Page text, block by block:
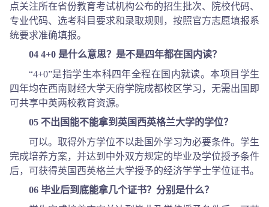
点关注所在省份教育考试机构公布的招生批次、院校代码、
专业代码、选考科目要求和录取规则，按照官方志愿填报系
统要求准确填报。
04 4+0 是什么意思？是不是四年都在国内读？
“4+0”是指学生本科四年全程在国内就读。本项目学生
四年均在西南财经大学天府学院成都校区学习，无需出国即
可共享中英两校教育资源。
05 不出国能不能拿到英国西英格兰大学的学位？
可以。取得外方学位不以赴国外学习为必要条件。学生
完成培养方案，并达到中外双方规定的毕业及学位授予条件
后，可获得英国西英格兰大学授予的经济学学士学位证书。
06 毕业后到底能拿几个证书？分别是什么？